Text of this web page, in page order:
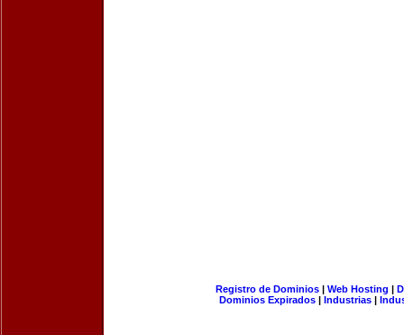
Registro de Dominios| Web Hosting |
Dominios Expirados | Industrias |